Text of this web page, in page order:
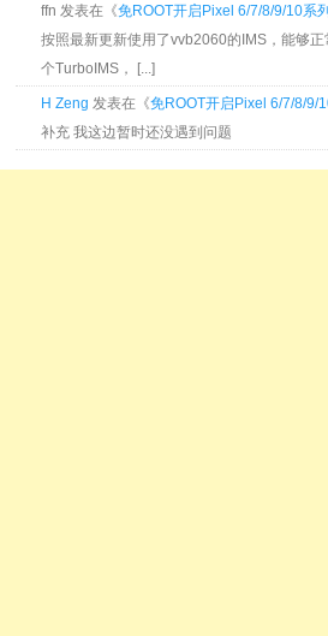
ffn 发表在《免ROOT开启Pixel 6/7/8/9/10系
按照最新更新使用了vvb2060的IMS，能够
个TurboIMS， [...]
H Zeng 发表在《免ROOT开启Pixel 6/7/8/9/
补充 我这边暂时还没遇到问题